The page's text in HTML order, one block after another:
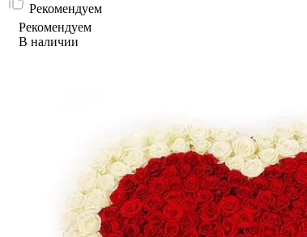
Рекомендуем
Рекомендуем
В наличии